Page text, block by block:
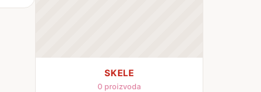
SKELE
0 proizvoda